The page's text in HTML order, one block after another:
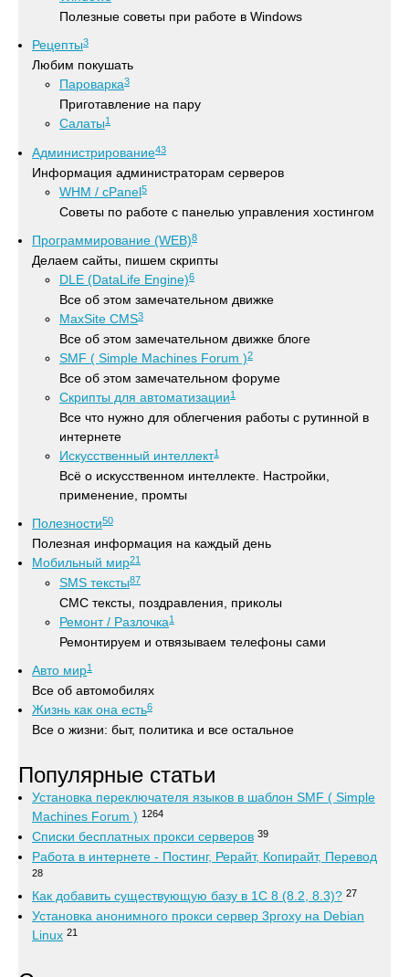
Полезные советы при работе в Windows
Рецепты3
Любим покушать
Пароварка3
Приготавление на пару
Салаты1
Администрирование43
Информация администраторам серверов
WHM / cPanel5
Советы по работе с панелью управления хостингом
Программирование (WEB)8
Делаем сайты, пишем скрипты
DLE (DataLife Engine)6
Все об этом замечательном движке
MaxSite CMS3
Все об этом замечательном движке блоге
SMF ( Simple Machines Forum )2
Все об этом замечательном форуме
Скрипты для автоматизации1
Все что нужно для облегчения работы с рутинной в
интернете
Искусственный интеллект1
Всё о искусственном интеллекте. Настройки,
применение, промты
Полезности50
Полезная информация на каждый день
Мобильный мир21
SMS тексты87
СМС тексты, поздравления, приколы
Ремонт / Разлочка1
Ремонтируем и отвязываем телефоны сами
Авто мир1
Все об автомобилях
Жизнь как она есть6
Все о жизни: быт, политика и все остальное
Популярные статьи
Установка переключателя языков в шаблон SMF ( Simple
Machines Forum ) 1264
Списки бесплатных прокси серверов 39
Работа в интернете - Постинг, Рерайт, Копирайт, Перевод
28
Как добавить существующую базу в 1С 8 (8.2, 8.3)? 27
Установка анонимного прокси сервер 3proxy на Debian
Linux 21